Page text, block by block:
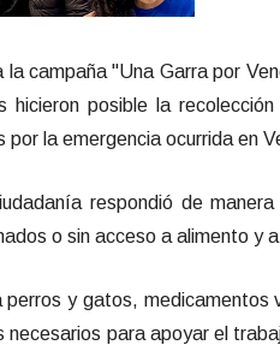
la campaña "Una Garra por
hicieron posible la
la emergencia ocurrida en
respondió de
o sin acceso a alimento y
perros y gatos,
para apoyar el